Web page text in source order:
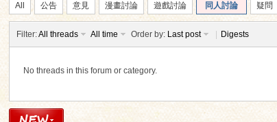
co
All 公告 意見 漫畫討論 遊戲討論 同人討論 疑問
Filter:All threads All time Order by: Last post Digests
No threads in this forum or category.